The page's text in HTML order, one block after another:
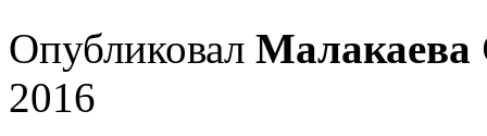
Опубликовал Малакаева
2016